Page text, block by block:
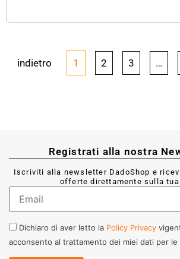
indietro 1 2 3 …
Registrati alla nostra
Iscriviti alla newsletter DadoShop e
offerte direttamente sulla tua
Dichiaro di aver letto la Policy Privacy
acconsento al trattamento dei miei dati per